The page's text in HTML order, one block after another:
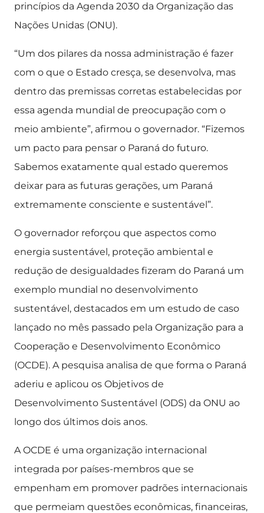
princípios da Agenda 2030 da Organização das
Nações Unidas (ONU).
“Um dos pilares da nossa administração é fazer
com o que o Estado cresça, se desenvolva, mas
dentro das premissas corretas estabelecidas por
essa agenda mundial de preocupação com o
meio ambiente”, afirmou o governador. “Fizemos
um pacto para pensar o Paraná do futuro.
Sabemos exatamente qual estado queremos
deixar para as futuras gerações, um Paraná
extremamente consciente e sustentável”.
O governador reforçou que aspectos como
energia sustentável, proteção ambiental e
redução de desigualdades fizeram do Paraná um
exemplo mundial no desenvolvimento
sustentável, destacados em um estudo de caso
lançado no mês passado pela Organização para a
Cooperação e Desenvolvimento Econômico
(OCDE). A pesquisa analisa de que forma o Paraná
aderiu e aplicou os Objetivos de
Desenvolvimento Sustentável (ODS) da ONU ao
longo dos últimos dois anos.
A OCDE é uma organização internacional
integrada por países-membros que se
empenham em promover padrões internacionais
que permeiam questões econômicas, financeiras,